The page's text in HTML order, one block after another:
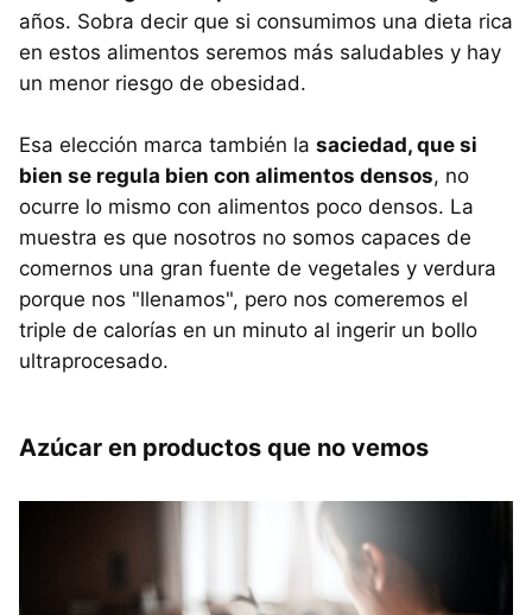
años. Sobra decir que si consumimos una dieta rica
en estos alimentos seremos más saludables y hay
un menor riesgo de obesidad.
Esa elección marca también la saciedad, que si
bien se regula bien con alimentos densos, no
ocurre lo mismo con alimentos poco densos. La
muestra es que nosotros no somos capaces de
comernos una gran fuente de vegetales y verdura
porque nos "llenamos", pero nos comeremos el
triple de calorías en un minuto al ingerir un bollo
ultraprocesado.
Azúcar en productos que no vemos